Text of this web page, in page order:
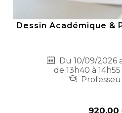
Dessin Académique &
Du 10/09/2026
de 13h40 à
920,00